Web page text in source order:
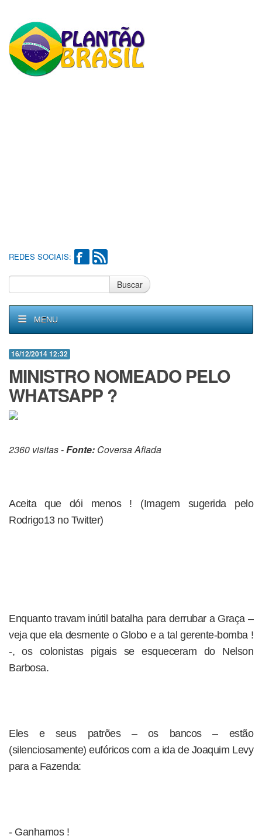
REDES SOCIAIS:
Buscar
MENU
16/12/2014 12:32
MINISTRO NOMEADO PELO
WHATSAPP ?
2360 visitas -Fonte: Coversa Afiada
Aceita que dói menos ! (Imagem sugerida pelo
Rodrigo13 no Twitter)
Enquanto travam inútil batalha para derrubar a Graça –
veja que ela desmente o Globo e a tal gerente-bomba !
-, os colonistas pigais se esqueceram do Nelson
Barbosa.
Eles e seus patrões – os bancos – estão
(silenciosamente) eufóricos com a ida de Joaquim Levy
para a Fazenda:
- Ganhamos !